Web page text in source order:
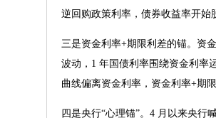
逆回购政策利率，债券收益率开始
三是资金利率+期限利差的锚。资
波动，1 年国债利率围绕资金利率
曲线偏离资金利率，资金利率+期
四是央行“心理锚”。4 月以来央行